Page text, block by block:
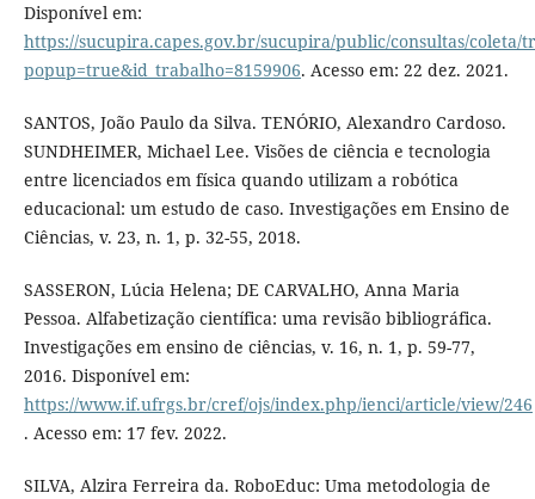
Disponível em:
https://sucupira.capes.gov.br/sucupira/public/consultas/coleta/
popup=true&id_trabalho=8159906. Acesso em: 22 dez. 2021.
SANTOS, João Paulo da Silva. TENÓRIO, Alexandro Cardoso.
SUNDHEIMER, Michael Lee. Visões de ciência e tecnologia
entre licenciados em física quando utilizam a robótica
educacional: um estudo de caso. Investigações em Ensino de
Ciências, v. 23, n. 1, p. 32-55, 2018.
SASSERON, Lúcia Helena; DE CARVALHO, Anna Maria
Pessoa. Alfabetização científica: uma revisão bibliográfica.
Investigações em ensino de ciências, v. 16, n. 1, p. 59-77,
2016. Disponível em:
https://www.if.ufrgs.br/cref/ojs/index.php/ienci/article/view/246
. Acesso em: 17 fev. 2022.
SILVA, Alzira Ferreira da. RoboEduc: Uma metodologia de